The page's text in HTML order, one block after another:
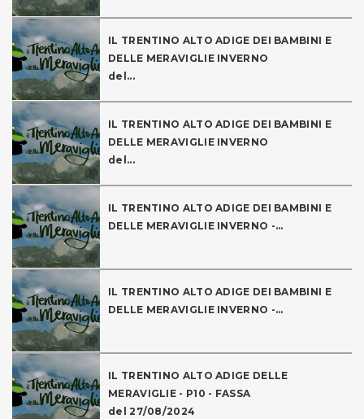
IL TRENTINO ALTO ADIGE DEI BAMBINI E
DELLE MERAVIGLIE INVERNO
del...
IL TRENTINO ALTO ADIGE DEI BAMBINI E
DELLE MERAVIGLIE INVERNO
del...
IL TRENTINO ALTO ADIGE DEI BAMBINI E
DELLE MERAVIGLIE INVERNO -...
IL TRENTINO ALTO ADIGE DEI BAMBINI E
DELLE MERAVIGLIE INVERNO -...
IL TRENTINO ALTO ADIGE DELLE
MERAVIGLIE - P10 - FASSA
del 27/08/2024